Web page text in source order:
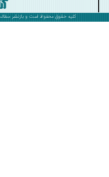
کلیه حقوق محفوظ است و بازنشر مطالب با ذکر